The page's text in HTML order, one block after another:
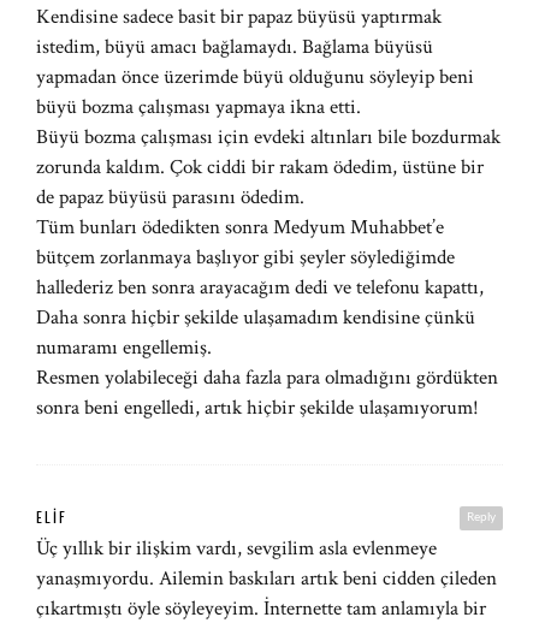
Kendisine sadece basit bir papaz büyüsü yaptırmak
istedim, büyü amacı bağlamaydı. Bağlama büyüsü
yapmadan önce üzerimde büyü olduğunu söyleyip beni
büyü bozma çalışması yapmaya ikna etti.
Büyü bozma çalışması için evdeki altınları bile bozdurmak
zorunda kaldım. Çok ciddi bir rakam ödedim, üstüne bir
de papaz büyüsü parasını ödedim.
Tüm bunları ödedikten sonra Medyum Muhabbet’e
bütçem zorlanmaya başlıyor gibi şeyler söylediğimde
hallederiz ben sonra arayacağım dedi ve telefonu kapattı,
Daha sonra hiçbir şekilde ulaşamadım kendisine çünkü
numaramı engellemiş.
Resmen yolabileceği daha fazla para olmadığını gördükten
sonra beni engelledi, artık hiçbir şekilde ulaşamıyorum!
Reply
ELIF
Üç yıllık bir ilişkim vardı, sevgilim asla evlenmeye
yanaşmıyordu. Ailemin baskıları artık beni cidden çileden
çıkartmıştı öyle söyleyeyim. İnternette tam anlamıyla bir